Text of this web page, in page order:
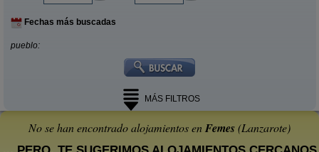
Fechas más buscadas
pueblo:
MÁS FILTROS
No se han encontrado alojamientos enFemes(Lanzarote)